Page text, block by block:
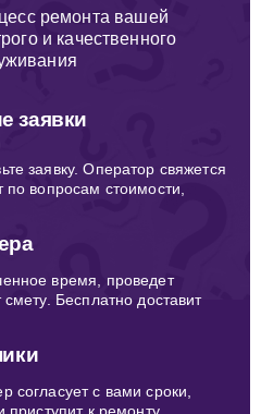
ремонта вашей
и качественного
заявки
заявку. Оператор свяжется
по вопросам стоимости,
время, проведет
Бесплатно доставит
согласует с вами сроки,